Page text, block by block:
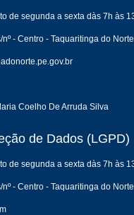
de segunda a sexta dàs 7h às
- Centro - Taquaritinga do
Coelho De Arruda Silva
de Dados (LGPD)
de segunda a sexta dàs 7h às
- Centro - Taquaritinga do